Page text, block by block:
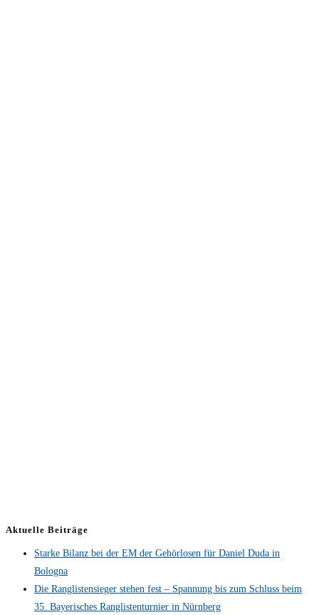
Aktuelle Beiträge
Starke Bilanz bei der EM der Gehörlosen für Daniel Duda in
Bologna
Die Ranglistensieger stehen fest – Spannung bis zum Schluss beim
35. Bayerisches Ranglistenturnier in Nürnberg